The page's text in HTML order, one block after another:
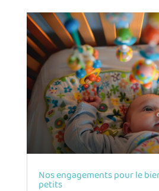
Nos engagements pour le
petits